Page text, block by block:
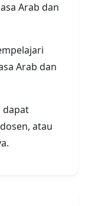
Arab dan
Arab dan
dapat
atau